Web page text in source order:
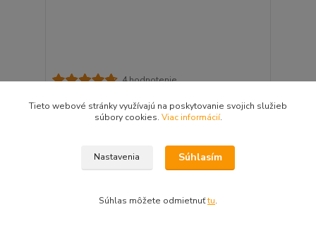
4 hodnotenie
27,99 €/ks
dostupné do 3-5
Pridať do košíka
Tieto webové stránky využívajú na poskytovanie svojich služieb
súbory cookies. Viac informácií.
Nastavenia Súhlasím
Súhlas môžete odmietnuťtu.